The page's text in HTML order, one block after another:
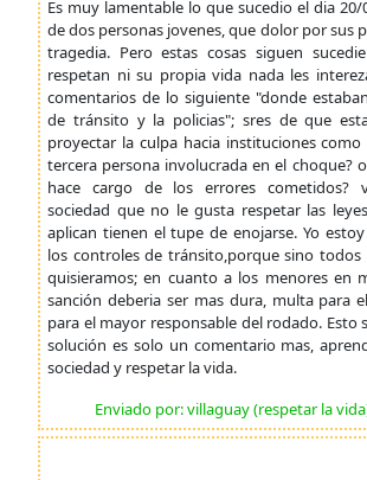
Es muy lamentable lo que sucedio el dia
de dos personas jovenes, que dolor por sus
tragedia. Pero estas cosas siguen
respetan ni su propia vida nada les
comentarios de lo siguiente "donde
de tránsito y la policias"; sres de que
proyectar la culpa hacia instituciones
tercera persona involucrada en el choque?
hace cargo de los errores cometidos?
sociedad que no le gusta respetar las
aplican tienen el tupe de enojarse. Yo
los controles de tránsito,porque sino todos
quisieramos; en cuanto a los menores en
sanción deberia ser mas dura, multa para
para el mayor responsable del rodado. Esto
solución es solo un comentario mas,
sociedad y respetar la vida.
Enviado por: villaguay (respetar la